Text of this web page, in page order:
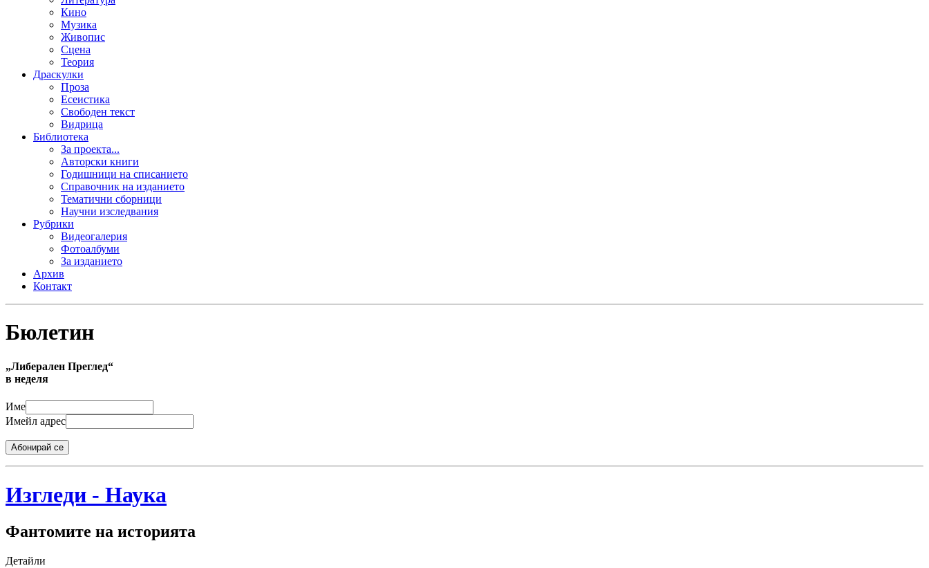
Кино
Музика
Живопис
Сцена
Теория
Драскулки
Проза
Есеистика
Свободен текст
Видрица
Библиотека
За проекта...
Авторски книги
Годишници на списанието
Справочник на изданието
Тематични сборници
Научни изследвания
Рубрики
Видеогалерия
Фотоалбуми
За изданието
Архив
Контакт
Бюлетин
„Либерален Преглед“
в неделя
Име
Имейл адрес
Абонирай се
Изгледи - Наука
Фантомите на историята
Детайли